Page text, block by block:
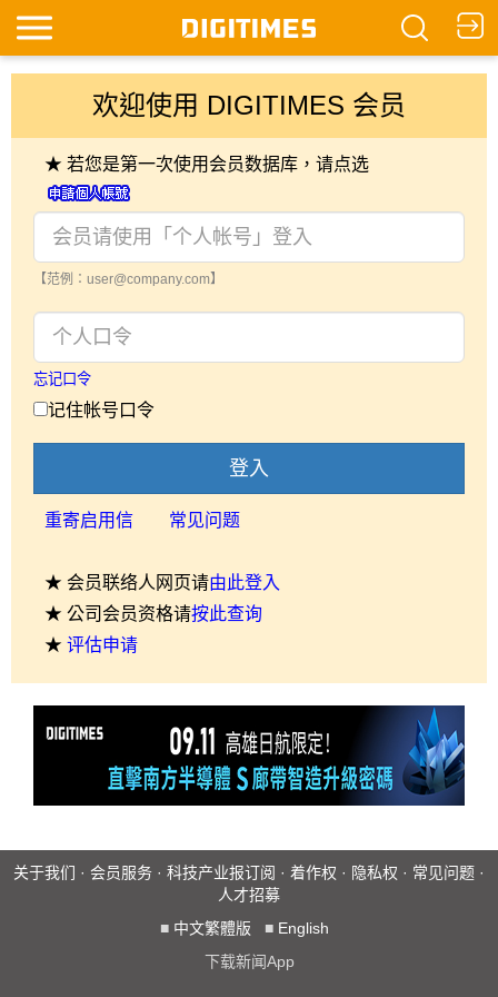
欢迎使用 DIGITIMES 会员
★ 若您是第一次使用会员数据库，请点选
【范例：user@company.com】
忘记口令
记住帐号口令
登入
重寄启用信 常见问题
★ 会员联络人网页请由此登入
★ 公司会员资格请按此查询
★ 评估申请
关于我们 · 会员服务 · 科技产业报订阅 · 着作权 · 隐私权 · 常见问题 ·
人才招募
■ 中文繁體版 ■ English
下载新闻App